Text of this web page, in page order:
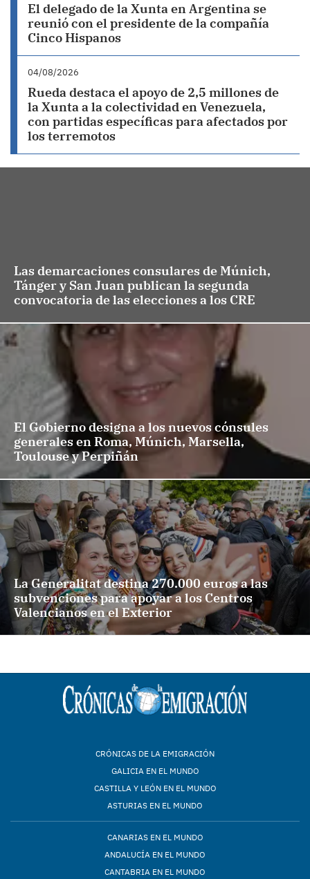
El delegado de la Xunta en Argentina se
reunió con el presidente de la compañía
Cinco Hispanos
04/08/2026
Rueda destaca el apoyo de 2,5 millones de
la Xunta a la colectividad en Venezuela,
con partidas específicas para afectados por
los terremotos
Las demarcaciones consulares de Múnich,
Tánger y San Juan publican la segunda
convocatoria de las elecciones a los CRE
El Gobierno designa a los nuevos cónsules
generales en Roma, Múnich, Marsella,
Toulouse y Perpiñán
La Generalitat destina 270.000 euros a las
subvenciones para apoyar a los Centros
Valencianos en el Exterior
CRÓNICAS DE LA EMIGRACIÓN
GALICIA EN EL MUNDO
CASTILLA Y LEÓN EN EL MUNDO
ASTURIAS EN EL MUNDO
CANARIAS EN EL MUNDO
ANDALUCÍA EN EL MUNDO
CANTABRIA EN EL MUNDO